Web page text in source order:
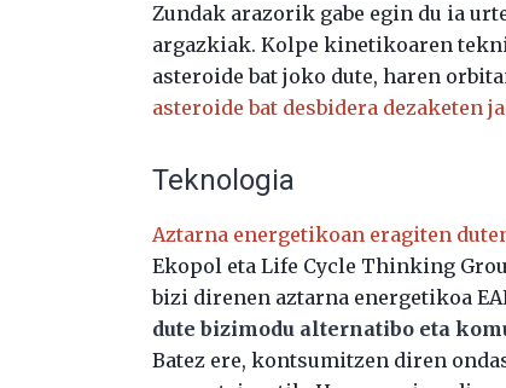
Zundak arazorik gabe egin du ia
argazkiak. Kolpe kinetikoaren
asteroide bat joko dute, haren
asteroide bat desbidera dezaketen
Teknologia
Aztarna energetikoan eragiten
Ekopol eta Life Cycle Thinking
bizi direnen aztarna energetikoa
dute bizimodu alternatibo eta
Batez ere, kontsumitzen diren